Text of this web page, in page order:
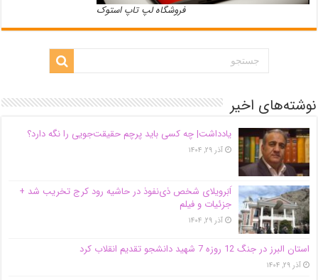
فروشگاه لپ تاپ استوک
نوشته‌های اخیر
یادداشت| ‌چه کسی باید پرچم حقیقت‌جویی را نگه دارد؟
آذر ۲۹, ۱۴۰۴
اَبَر‌ویلای شخص ذی‌نفوذ در حاشیه‌ رود کرج تخریب شد +
جزئیات و فیلم
آذر ۲۹, ۱۴۰۴
استان البرز در جنگ 12 روزه 7 شهید دانشجو تقدیم انقلاب کرد
آذر ۲۹, ۱۴۰۴